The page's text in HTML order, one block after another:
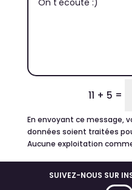
11 + 5 =
En envoyant ce message,
données soient traitées
Aucune exploitation
SUIVEZ-NOUS SUR